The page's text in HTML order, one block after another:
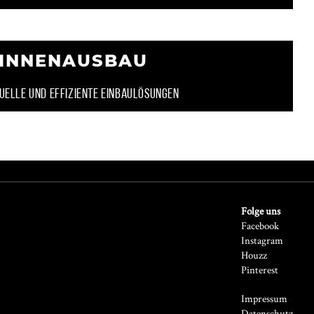
INNENAUSBAU
UND EFFIZIENTE EINBAULÖSUNGEN
Folge uns
Facebook
Instagram
Houzz
Pinterest
Impressum